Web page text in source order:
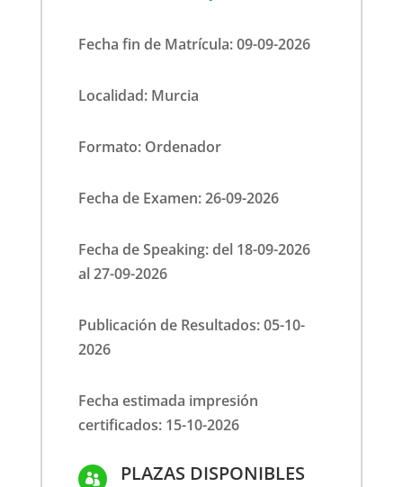
Fecha fin de Matrícula: 09-09-2026
Localidad: Murcia
Formato: Ordenador
Fecha de Examen: 26-09-2026
Fecha de Speaking: del 18-09-2026
al 27-09-2026
Publicación de Resultados: 05-10-
2026
Fecha estimada impresión
certificados: 15-10-2026
 PLAZAS DISPONIBLES